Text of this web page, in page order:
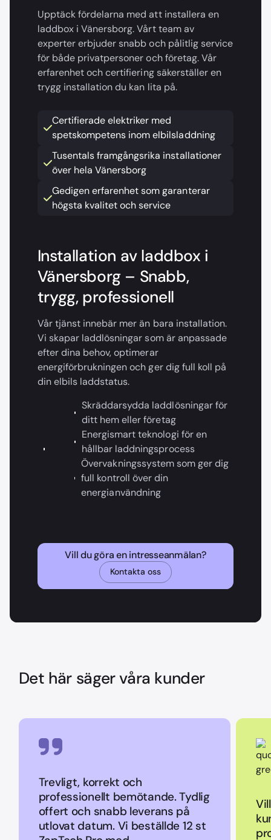
Upptäck fördelarna med att installera en
laddbox i Vänersborg. Vårt team av
experter erbjuder snabb och pålitlig service
för både privatpersoner och företag. Vår
erfarenhet och certifiering säkerställer en
trygg installation du kan lita på.
Certifierade elektriker med
spetskompetens inom elbilsladdning
Tusentals framgångsrika installationer
över hela Vänersborg
Gedigen erfarenhet som garanterar
högsta kvalitet och service
Installation av laddbox i
Vänersborg – Snabb,
trygg, professionell
Vår tjänst innebär mer än bara installation.
Vi skapar laddlösningar som är anpassade
efter dina behov, optimerar
energiförbrukningen och ger dig full koll på
din elbils laddstatus.
Skräddarsydda laddlösningar för
ditt hem eller företag
Energismart teknologi för en
hållbar laddningsprocess
Övervakningssystem som ger dig
full kontroll över din
energianvändning
Vill du göra en intresseanmälan?
Kontakta oss
Det här säger våra kunder
Trevligt, korrekt och
professionellt bemötande. Tydlig
offert och snabb leverans på
utlovat datum. Vi beställde 12 st